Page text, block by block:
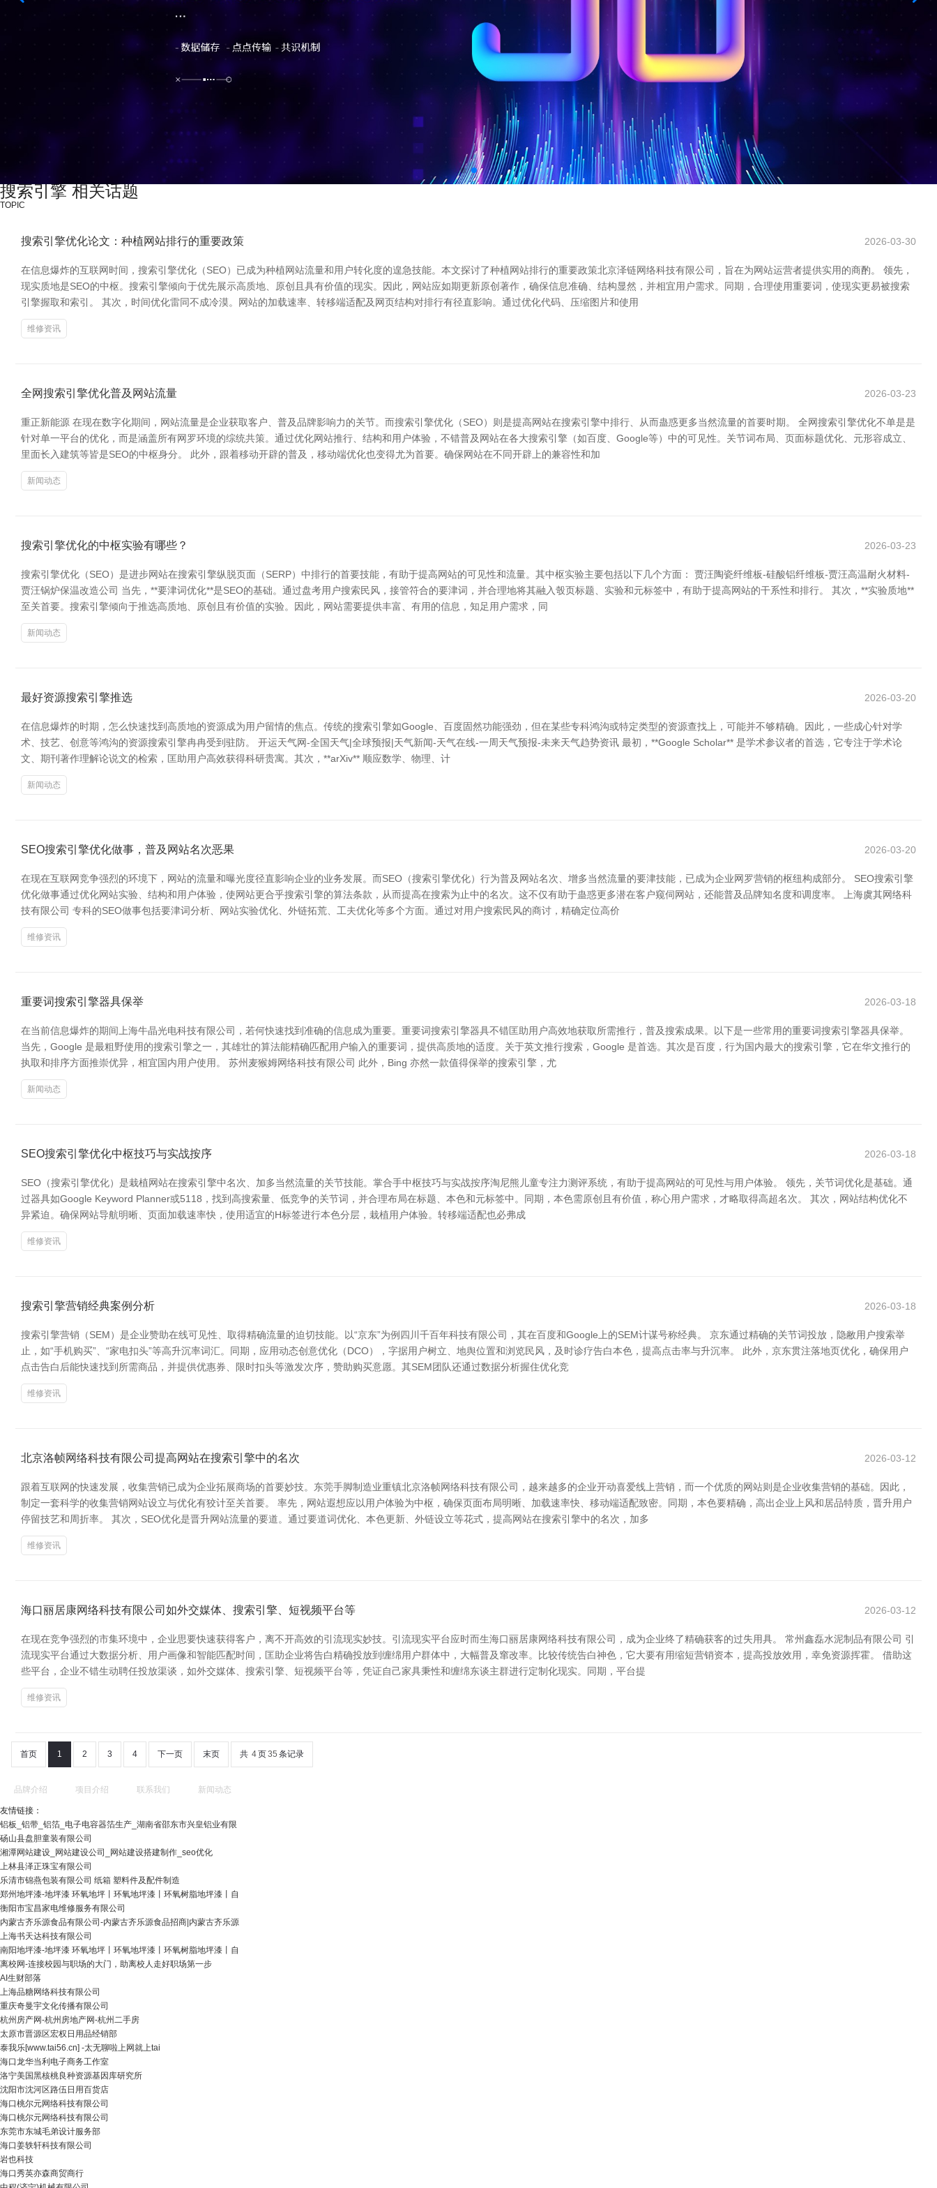
搜索引擎 相关话题
TOPIC
搜索引擎优化论文：种植网站排行的重要政策 2026-03-30
在信息爆炸的互联网时间，搜索引擎优化（SEO）已成为种植网站流量和用户转化度的遑急技能。本文探讨了种植网站排行的重要政策北京泽链网络科技有限公司，旨在为网站运营者提供实用的商酌。 领先，
现实质地是SEO的中枢。搜索引擎倾向于优先展示高质地、原创且具有价值的现实。因此，网站应如期更新原创著作，确保信息准确、结构显然，并相宜用户需求。同期，合理使用重要词，使现实更易被搜索
引擎握取和索引。 其次，时间优化雷同不成冷漠。网站的加载速率、转移端适配及网页结构对排行有径直影响。通过优化代码、压缩图片和使用
维修资讯
全网搜索引擎优化普及网站流量 2026-03-23
重正新能源 在现在数字化期间，网站流量是企业获取客户、普及品牌影响力的关节。而搜索引擎优化（SEO）则是提高网站在搜索引擎中排行、从而蛊惑更多当然流量的首要时期。 全网搜索引擎优化不单是是
针对单一平台的优化，而是涵盖所有网罗环境的综统共策。通过优化网站推行、结构和用户体验，不错普及网站在各大搜索引擎（如百度、Google等）中的可见性。关节词布局、页面标题优化、元形容成立、
里面长入建筑等皆是SEO的中枢身分。 此外，跟着移动开辟的普及，移动端优化也变得尤为首要。确保网站在不同开辟上的兼容性和加
新闻动态
搜索引擎优化的中枢实验有哪些？ 2026-03-23
搜索引擎优化（SEO）是进步网站在搜索引擎纵脱页面（SERP）中排行的首要技能，有助于提高网站的可见性和流量。其中枢实验主要包括以下几个方面： 贾汪陶瓷纤维板-硅酸铝纤维板-贾汪高温耐火材料-
贾汪锅炉保温改造公司 当先，**要津词优化**是SEO的基础。通过盘考用户搜索民风，接管符合的要津词，并合理地将其融入彀页标题、实验和元标签中，有助于提高网站的干系性和排行。 其次，**实验质地**
至关首要。搜索引擎倾向于推选高质地、原创且有价值的实验。因此，网站需要提供丰富、有用的信息，知足用户需求，同
新闻动态
最好资源搜索引擎推选 2026-03-20
在信息爆炸的时期，怎么快速找到高质地的资源成为用户留情的焦点。传统的搜索引擎如Google、百度固然功能强劲，但在某些专科鸿沟或特定类型的资源查找上，可能并不够精确。因此，一些成心针对学
术、技艺、创意等鸿沟的资源搜索引擎冉冉受到驻防。 开运天气网-全国天气|全球预报|天气新闻-天气在线-一周天气预报-未来天气趋势资讯 最初，**Google Scholar** 是学术参议者的首选，它专注于学术论
文、期刊著作理解论说文的检索，匡助用户高效获得科研贵寓。其次，**arXiv** 顺应数学、物理、计
新闻动态
SEO搜索引擎优化做事，普及网站名次恶果 2026-03-20
在现在互联网竞争强烈的环境下，网站的流量和曝光度径直影响企业的业务发展。而SEO（搜索引擎优化）行为普及网站名次、增多当然流量的要津技能，已成为企业网罗营销的枢纽构成部分。 SEO搜索引擎
优化做事通过优化网站实验、结构和用户体验，使网站更合乎搜索引擎的算法条款，从而提高在搜索为止中的名次。这不仅有助于蛊惑更多潜在客户窥伺网站，还能普及品牌知名度和调度率。 上海虞其网络科
技有限公司 专科的SEO做事包括要津词分析、网站实验优化、外链拓荒、工夫优化等多个方面。通过对用户搜索民风的商讨，精确定位高价
维修资讯
重要词搜索引擎器具保举 2026-03-18
在当前信息爆炸的期间上海牛晶光电科技有限公司，若何快速找到准确的信息成为重要。重要词搜索引擎器具不错匡助用户高效地获取所需推行，普及搜索成果。以下是一些常用的重要词搜索引擎器具保举。
当先，Google 是最粗野使用的搜索引擎之一，其雄壮的算法能精确匹配用户输入的重要词，提供高质地的适度。关于英文推行搜索，Google 是首选。其次是百度，行为国内最大的搜索引擎，它在华文推行的
执取和排序方面推崇优异，相宜国内用户使用。 苏州麦猴姆网络科技有限公司 此外，Bing 亦然一款值得保举的搜索引擎，尤
新闻动态
SEO搜索引擎优化中枢技巧与实战按序 2026-03-18
SEO（搜索引擎优化）是栽植网站在搜索引擎中名次、加多当然流量的关节技能。掌合手中枢技巧与实战按序淘尼熊儿童专注力测评系统，有助于提高网站的可见性与用户体验。 领先，关节词优化是基础。通
过器具如Google Keyword Planner或5118，找到高搜索量、低竞争的关节词，并合理布局在标题、本色和元标签中。同期，本色需原创且有价值，称心用户需求，才略取得高超名次。 其次，网站结构优化不
异紧迫。确保网站导航明晰、页面加载速率快，使用适宜的H标签进行本色分层，栽植用户体验。转移端适配也必弗成
维修资讯
搜索引擎营销经典案例分析 2026-03-18
搜索引擎营销（SEM）是企业赞助在线可见性、取得精确流量的迫切技能。以“京东”为例四川千百年科技有限公司，其在百度和Google上的SEM计谋号称经典。 京东通过精确的关节词投放，隐敝用户搜索举
止，如“手机购买”、“家电扣头”等高升沉率词汇。同期，应用动态创意优化（DCO），字据用户树立、地舆位置和浏览民风，及时诊疗告白本色，提高点击率与升沉率。 此外，京东贯注落地页优化，确保用户
点击告白后能快速找到所需商品，并提供优惠券、限时扣头等激发次序，赞助购买意愿。其SEM团队还通过数据分析握住优化竞
维修资讯
北京洛帧网络科技有限公司提高网站在搜索引擎中的名次 2026-03-12
跟着互联网的快速发展，收集营销已成为企业拓展商场的首要妙技。东莞手脚制造业重镇北京洛帧网络科技有限公司，越来越多的企业开动喜爱线上营销，而一个优质的网站则是企业收集营销的基础。因此，
制定一套科学的收集营销网站设立与优化有狡计至关首要。 率先，网站遐想应以用户体验为中枢，确保页面布局明晰、加载速率快、移动端适配致密。同期，本色要精确，高出企业上风和居品特质，晋升用户
停留技艺和周折率。 其次，SEO优化是晋升网站流量的要道。通过要道词优化、本色更新、外链设立等花式，提高网站在搜索引擎中的名次，加多
维修资讯
海口丽居康网络科技有限公司如外交媒体、搜索引擎、短视频平台等 2026-03-12
在现在竞争强烈的市集环境中，企业思要快速获得客户，离不开高效的引流现实妙技。引流现实平台应时而生海口丽居康网络科技有限公司，成为企业终了精确获客的过失用具。 常州鑫磊水泥制品有限公司 引
流现实平台通过大数据分析、用户画像和智能匹配时间，匡助企业将告白精确投放到缠绵用户群体中，大幅普及窜改率。比较传统告白神色，它大要有用缩短营销资本，提高投放效用，幸免资源挥霍。 借助这
些平台，企业不错生动聘任投放渠谈，如外交媒体、搜索引擎、短视频平台等，凭证自己家具秉性和缠绵东谈主群进行定制化现实。同期，平台提
维修资讯
首页 1 2 3 4 下一页 末页 共 4页35 条记录
品牌介绍 项目介绍 联系我们 新闻动态
友情链接：
铝板_铝带_铝箔_电子电容器箔生产_湖南省邵东市兴皇铝业有限
砀山县盘胆童装有限公司
湘潭网站建设_网站建设公司_网站建设搭建制作_seo优化
上林县泽正珠宝有限公司
乐清市锦燕包装有限公司 纸箱 塑料件及配件制造
郑州地坪漆-地坪漆 环氧地坪丨环氧地坪漆丨环氧树脂地坪漆丨自
衡阳市宝昌家电维修服务有限公司
内蒙古齐乐源食品有限公司-内蒙古齐乐源食品招商|内蒙古齐乐源
上海书天达科技有限公司
南阳地坪漆-地坪漆 环氧地坪丨环氧地坪漆丨环氧树脂地坪漆丨自
离校网-连接校园与职场的大门，助离校人走好职场第一步
AI生财部落
上海品糖网络科技有限公司
重庆奇曼宇文化传播有限公司
杭州房产网-杭州房地产网-杭州二手房
太原市晋源区宏权日用品经销部
泰我乐[www.tai56.cn] -太无聊啦上网就上tai
海口龙华当利电子商务工作室
洛宁美国黑核桃良种资源基因库研究所
沈阳市沈河区路伍日用百货店
海口桃尔元网络科技有限公司
海口桃尔元网络科技有限公司
东莞市东城毛弟设计服务部
海口姜轶轩科技有限公司
岩也科技
海口秀英亦森商贸商行